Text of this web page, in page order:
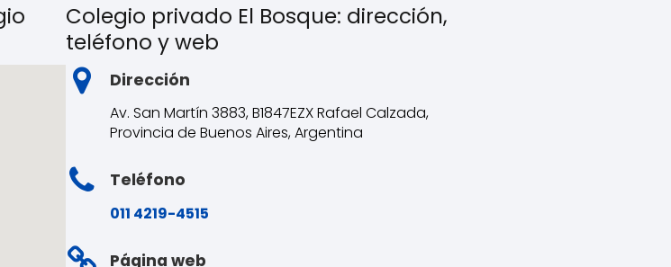
Colegio privado El Bosque: dirección,
teléfono y web
Dirección
Av. San Martín 3883, B1847EZX Rafael Calzada,
Provincia de Buenos Aires, Argentina
Teléfono
011 4219-4515
Página web